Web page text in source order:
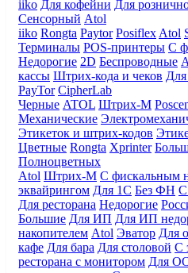
iiko Для кофейни Для
Сенсорный Atol
iiko Rongta Paytor Posiflex Atol
Терминалы POS-принтеры С
Недорогие 2D Беспроводные
кассы Штрих-кода и чеков Для
PayTor CipherLab
Черные ATOL Штрих-М
Механические
Этикеток и штрих-кодов
Цветные Rongta Xprinter
Полноцветных
Atol Штрих-М С фискальным
эквайрингом Для 1С Без ФН С
Для ресторана Недорогие
Большие Для ИП Для ИП
накопителем Atol Эватор Для
кафе Для бара Для столовой С
ресторана с монитором Для